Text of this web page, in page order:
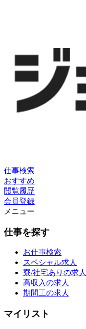
仕事検索
おすすめ
閲覧履歴
会員登録
メニュー
仕事を探す
お仕事検索
スペシャル求人
寮/社宅ありの求人
高収入の求人
期間工の求人
マイリスト